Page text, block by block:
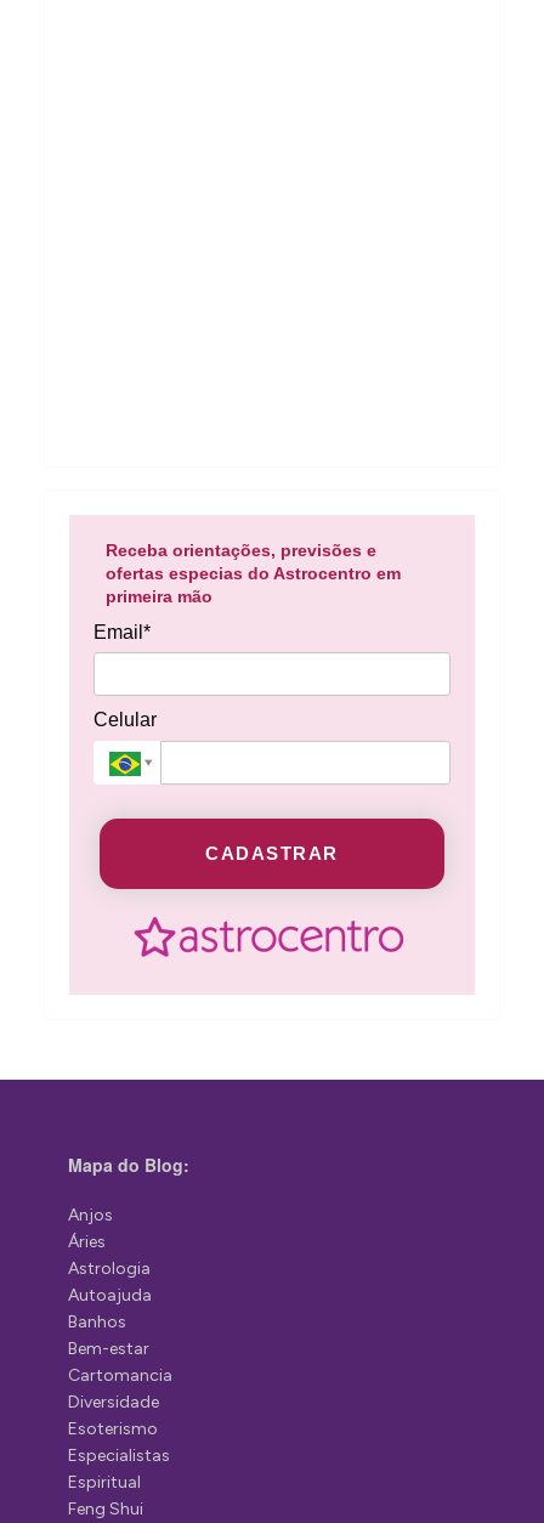
Receba orientações, previsões e
ofertas especias do Astrocentro em
primeira mão
Email*
Celular
CADASTRAR
Mapa do Blog:
Anjos
Áries
Astrologia
Autoajuda
Banhos
Bem-estar
Cartomancia
Diversidade
Esoterismo
Especialistas
Espiritual
Feng Shui